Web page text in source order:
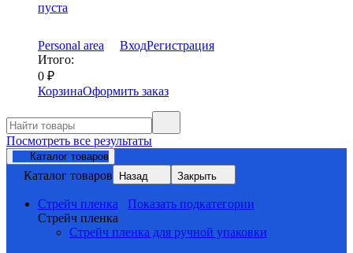
пуста
Personal area ВходРегистрация
Итого:
0 ₽
КорзинаОформить заказ
Посмотреть все результаты
Каталог товаров
Каталог товаров Назад Закрыть
Стрейч пленка
Показать подкатегории
Стрейч пленка
Стрейч пленка для ручной упаковки